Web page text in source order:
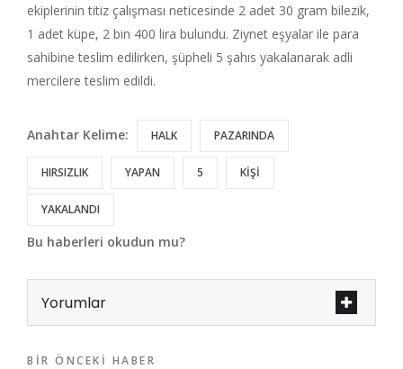
ekiplerinin titiz çalışması neticesinde 2 adet 30 gram bilezik,
1 adet küpe, 2 bin 400 lira bulundu. Ziynet eşyalar ile para
sahibine teslim edilirken, şüpheli 5 şahıs yakalanarak adli
mercilere teslim edildi.
Anahtar Kelime: HALK PAZARINDA
HIRSIZLIK YAPAN 5 KİŞİ
YAKALANDI
Bu haberleri okudun mu?
Yorumlar
BIR ÖNCEKI HABER